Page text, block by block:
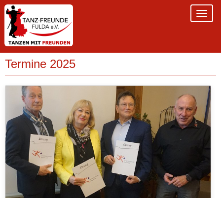
Termine 2025